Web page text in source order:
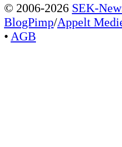
© 2006-2026 SEK-
BlogPimp/Appelt
• AGB